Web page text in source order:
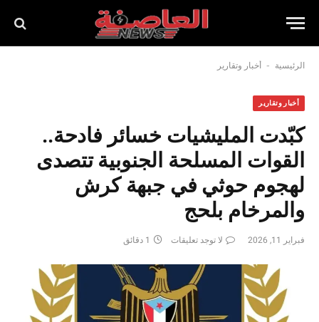
الرئيسية - أخبار وتقارير
أخبار وتقارير
كبّدت المليشيات خسائر فادحة..
القوات المسلحة الجنوبية تتصدى
لهجوم حوثي في جبهة كرش
والمرخام بلحج
فبراير 11, 2026 لا توجد تعليقات 1 دقائق